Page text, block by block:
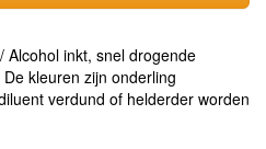
Alcohol inkt, snel drogende
kleuren zijn onderling
verdund of helderder worden